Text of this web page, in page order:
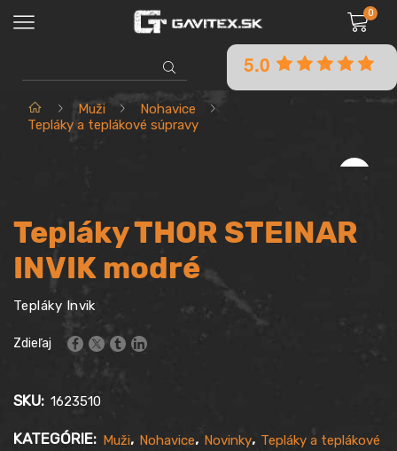
0
SEARCH
INPUT
5.0
Domov Muži
Nohavice
Tepláky a teplákové súpravy
Tepláky THOR STEINAR
INVIK modré
Tepláky Invik
Zdieľaj
SKU: 1623510
KATEGÓRIE: Muži, Nohavice, Novinky, Tepláky a teplákové